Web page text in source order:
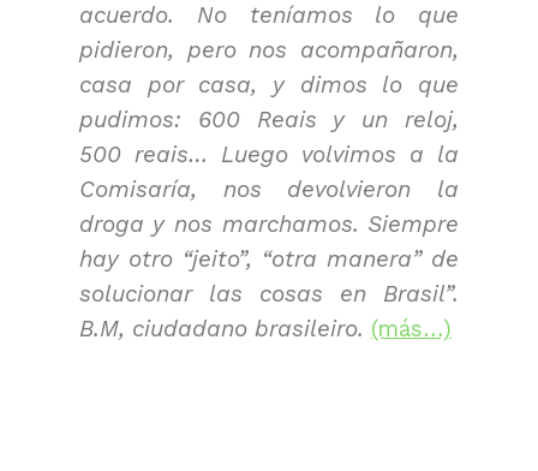
acuerdo. No teníamos lo que
pidieron, pero nos acompañaron,
casa por casa, y dimos lo que
pudimos: 600 Reais y un reloj,
500 reais… Luego volvimos a la
Comisaría, nos devolvieron la
droga y nos marchamos. Siempre
hay otro “jeito”, “otra manera” de
solucionar las cosas en Brasil”.
B.M, ciudadano brasileiro. (más…)